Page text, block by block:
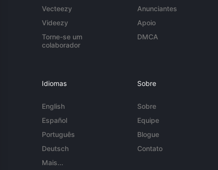
Vecteezy
Videezy
Torne-se um
colaborador
Anunciantes
Apoio
DMCA
Idiomas
English
Español
Português
Deutsch
Mais...
Sobre
Sobre
Equipe
Blogue
Contato